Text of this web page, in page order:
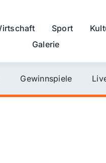
Sport
Galerie
Gewinnspiele